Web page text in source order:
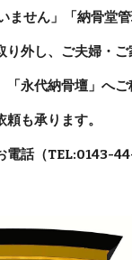
せん」「納骨堂
外し、ご夫婦・ご
永代納骨壇」へご
も承ります。
電話（TEL:0143-